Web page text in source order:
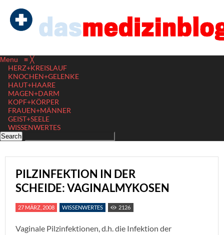
Menu ≡ ╳
HERZ+KREISLAUF
KNOCHEN+GELENKE
HAUT+HAARE
MAGEN+DARM
KOPF+KÖRPER
FRAUEN+MÄNNER
GEIST+SEELE
WISSENWERTES
PILZINFEKTION IN DER
SCHEIDE: VAGINALMYKOSEN
27 MÄRZ, 2008 WISSENWERTES 2126
Vaginale Pilzinfektionen, d.h. die Infektion der